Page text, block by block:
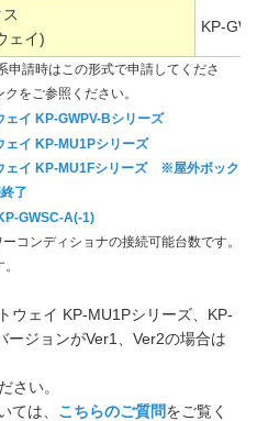
ェイ)
KP-
申請時はこの形式で申請してくださ
をご参照ください。
ェイ KP-GWPV-Bシリーズ
ェイ KP-MU1Pシリーズ
ェイ KP-MU1Fシリーズ ※屋外ボック
了
GWSC-A(-1)
コンディショナの接続可能台数です。
ウェイ KP-MU1Pシリーズ、KP-
ジョンがVer1、Ver2の場合は
さい。
ては、 こちらのご質問をご覧く